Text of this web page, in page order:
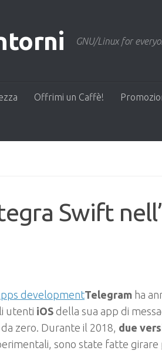
GNU/Linux for
Offrimi un Caffè!
Swift
Telegram ha
utenti iOS della sua app di
zero. Durante il 2018, due
sono state fatte